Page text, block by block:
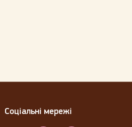
Соціальні мережі